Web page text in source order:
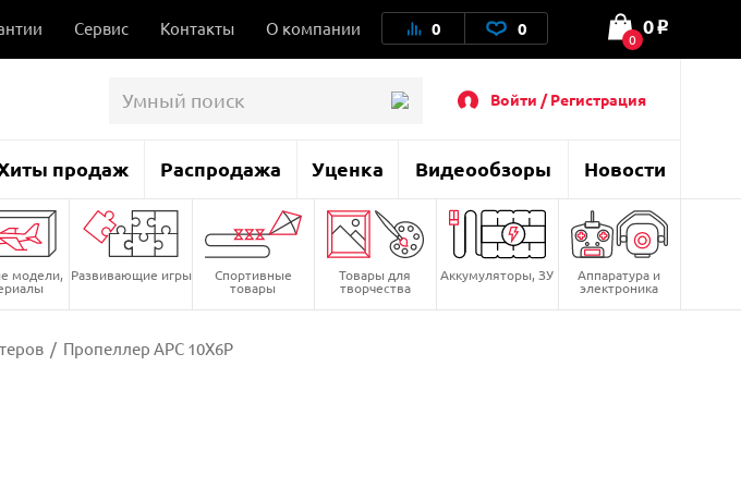
Сервис Контакты О компании 0 0 0
0 o
Войти / Регистрация
продаж Распродажа Уценка Видеообзоры Новости
модели, Развивающие игры Спортивные
товары
Товары для
творчества
Аккумуляторы, ЗУ Аппаратура и
электроника
/ Пропеллер APC 10X6P